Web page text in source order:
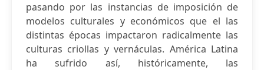
pasando por las instancias de imposición de
modelos culturales y económicos que el las
distintas épocas impactaron radicalmente las
culturas criollas y vernáculas. América Latina
ha sufrido así, históricamente, las